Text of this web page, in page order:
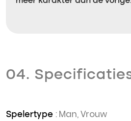
04.
Spelertype : Man, Vrouw